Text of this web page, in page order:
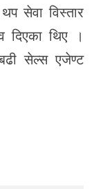
सेवा विस्तार
दिएका थिए ।
सेल्स एजेण्ट